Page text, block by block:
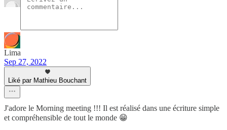
Lima
Sep 27, 2022
Liké par Mathieu Bouchant
J'adore le Morning meeting !!! Il est réalisé dans une écriture simple
et compréhensible de tout le monde 😁